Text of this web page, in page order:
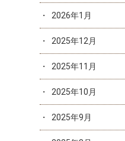
2026年1月
2025年12月
2025年11月
2025年10月
2025年9月